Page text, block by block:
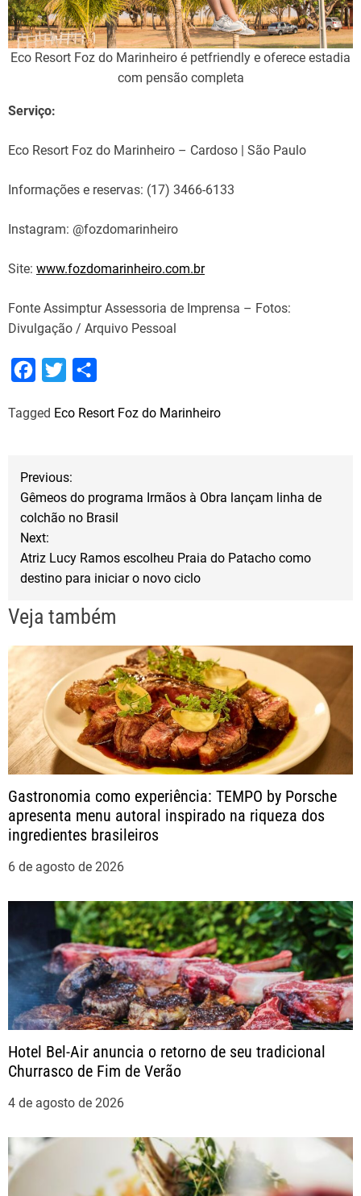
Eco Resort Foz do Marinheiro é petfriendly e oferece estadia
com pensão completa
Serviço:
Eco Resort Foz do Marinheiro – Cardoso | São Paulo
Informações e reservas: (17) 3466-6133
Instagram: @fozdomarinheiro
Site: www.fozdomarinheiro.com.br
Fonte Assimptur Assessoria de Imprensa – Fotos:
Divulgação / Arquivo Pessoal
c
o
k
i
r
a
Tagged Eco Resort Foz do Marinheiro
N
g
a
ç
ã
o
d
e
P
o
s
t
Previous:
Gêmeos do programa Irmãos à Obra lançam linha de
colchão no Brasil
Next:
Atriz Lucy Ramos escolheu Praia do Patacho como
destino para iniciar o novo ciclo
Veja também
Gastronomia como experiência: TEMPO by Porsche
apresenta menu autoral inspirado na riqueza dos
ingredientes brasileiros
6 de agosto de 2026
Hotel Bel-Air anuncia o retorno de seu tradicional
Churrasco de Fim de Verão
4 de agosto de 2026